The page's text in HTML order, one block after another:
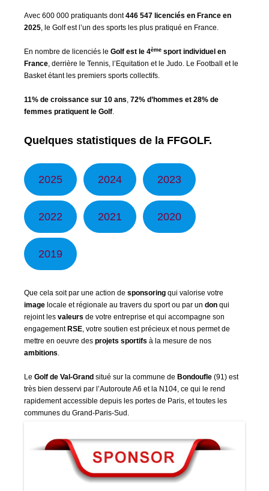
Avec 600 000 pratiquants dont446 547 licenciés en France en
2025, le Golf est l’un des sports les plus pratiqué en France.
En nombre de licenciés le Golf est le 4ème sport individuel en
France, derrière le Tennis, l’Equitation et le Judo. Le Football et le
Basket étant les premiers sports collectifs.
11% de croissance sur 10 ans, 72% d’hommes et 28% de
femmes pratiquent le Golf.
Quelques statistiques de la FFGOLF.
2025 2024 2023
2022 2021 2020
2019
Que cela soit par une action de sponsoring qui valorise votre
image locale et régionale au travers du sport ou par un don qui
rejoint les valeurs de votre entreprise et qui accompagne son
engagement RSE, votre soutien est précieux et nous permet de
mettre en oeuvre des projets sportifs à la mesure de nos
ambitions.
Le Golf de Val-Grand situé sur la commune de Bondoufle (91) est
très bien desservi par l’Autoroute A6 et la N104, ce qui le rend
rapidement accessible depuis les portes de Paris, et toutes les
communes du Grand-Paris-Sud.